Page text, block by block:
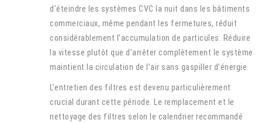
d’éteindre les systèmes CVC la nuit dans les bâtiments
commerciaux, même pendant les fermetures, réduit
considérablement l’accumulation de particules. Réduire
la vitesse plutôt que d’arrêter complètement le système
maintient la circulation de l’air sans gaspiller d’énergie.
L’entretien des filtres est devenu particulièrement
crucial durant cette période. Le remplacement et le
nettoyage des filtres selon le calendrier recommandé